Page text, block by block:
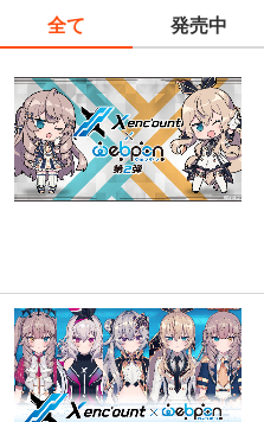
全て 発売中